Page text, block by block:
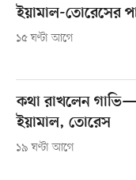
ইয়ামাল-তোরেসের
১৫ ঘণ্টা আগে
কথা রাখলেন
ইয়ামাল, তোরেস
১৯ ঘণ্টা আগে